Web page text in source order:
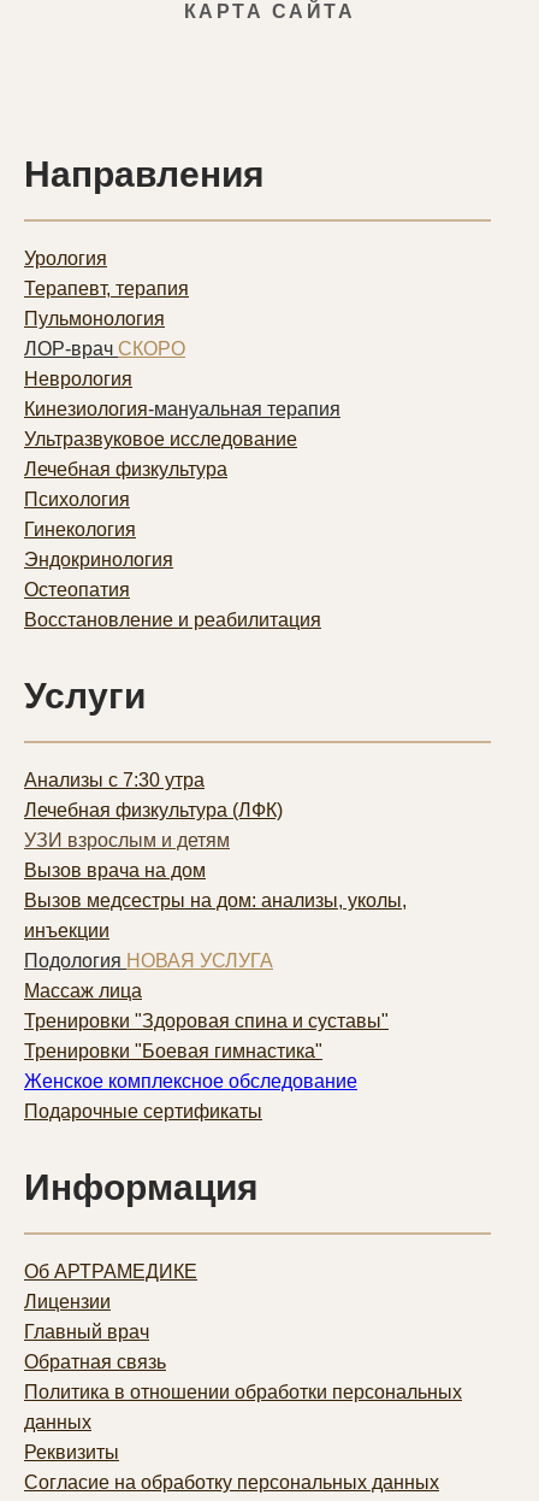
КАРТА САЙТА
Направления
Урология
Терапевт, терапия
Пульмонология
ЛОР-врач СКОРО
Неврология
Кинезиология-мануальная терапия
Ультразвуковое исследование
Лечебная физкультура
Психология
Гинекология
Эндокринология
Остеопатия
Восстановление и реабилитация
Услуги
Анализы с 7:30 утра
Лечебная физкультура (ЛФК)
УЗИ взрослым и детям
Вызов врача на дом
Вызов медсестры на дом: анализы, уколы,
инъекции
Подология НОВАЯ УСЛУГА
Массаж лица
Тренировки "Здоровая спина и суставы"
Тренировки "Боевая гимнастика"
Женское комплексное обследование
Подарочные сертификаты
Информация
Об АРТРАМЕДИКЕ
Лицензии
Главный врач
Обратная связь
Политика в отношении обработки персональных
данных
Реквизиты
Согласие на обработку персональных данных